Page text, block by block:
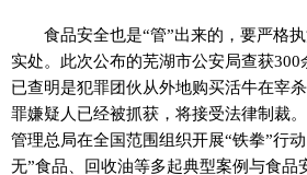
食品安全也是“管”出来的，要严格
实处。此次公布的芜湖市公安局查获300
已查明是犯罪团伙从外地购买活牛在宰
罪嫌疑人已经被抓获，将接受法律制裁
管理总局在全国范围组织开展“铁拳”行
无”食品、回收油等多起典型案例与食品